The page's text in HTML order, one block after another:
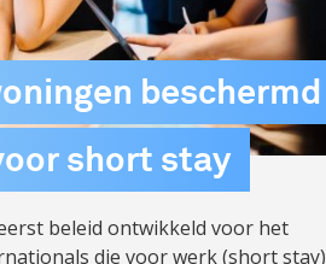
beschermd
short stay
beleid ontwikkeld voor het
die voor werk (short stay)